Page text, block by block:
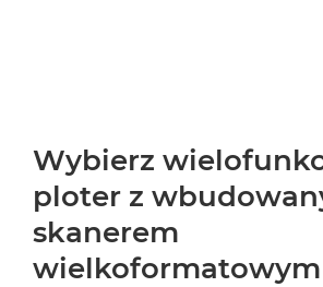
Wybierz
ploter z
skanerem
wielkoformatowym